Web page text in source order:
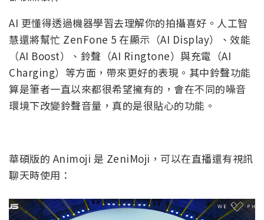
AI 更懂得透過機器學習去理解你的拍攝喜好。人工智
慧還將幫忙 ZenFone 5 在顯示（AI Display）、效能
（AI Boost）、鈴聲（AI Ringtone）與充電（AI
Charging）等方面，帶來更好的表現。其中鈴聲功能
算是筆者一直以來都很希望擁有的，會在不同的噪音
環境下改變鈴聲音量，真的是很貼心的功能。
華碩版的 Animoji 是 ZeniMoji，可以在直播還有視訊
聊天時使用：